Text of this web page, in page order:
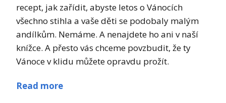
recept, jak zařídit, abyste letos o Vánocích
všechno stihla a vaše děti se podobaly malým
andílkům. Nemáme. A nenajdete ho ani v naší
knížce. A přesto vás chceme povzbudit, že ty
Vánoce v klidu můžete opravdu prožít.
Read more